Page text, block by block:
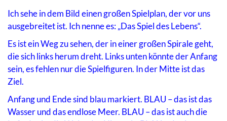
Ich sehe in dem Bild einen großen Spielplan, der vor uns
ausgebreitet ist. Ich nenne es: „Das Spiel des Lebens“.
Es ist ein Weg zu sehen, der in einer großen Spirale geht,
die sich links herum dreht. Links unten könnte der Anfang
sein, es fehlen nur die Spielfiguren. In der Mitte ist das
Ziel.
Anfang und Ende sind blau markiert. BLAU – das ist das
Wasser und das endlose Meer. BLAU – das ist auch die